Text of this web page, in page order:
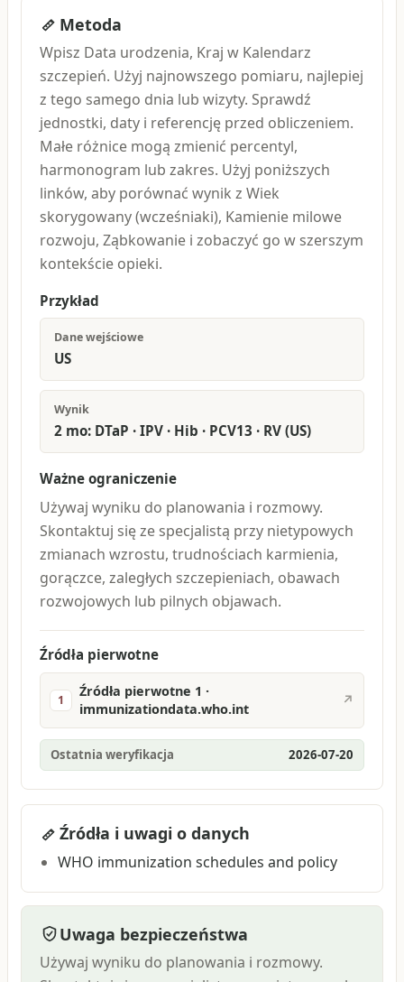
Metoda
Wpisz Data urodzenia, Kraj w Kalendarz
szczepień. Użyj najnowszego pomiaru, najlepiej
z tego samego dnia lub wizyty. Sprawdź
jednostki, daty i referencję przed obliczeniem.
Małe różnice mogą zmienić percentyl,
harmonogram lub zakres. Użyj poniższych
linków, aby porównać wynik z Wiek
skorygowany (wcześniaki), Kamienie milowe
rozwoju, Ząbkowanie i zobaczyć go w szerszym
kontekście opieki.
Przykład
Dane wejściowe
US
Wynik
2 mo: DTaP · IPV · Hib · PCV13 · RV (US)
Ważne ograniczenie
Używaj wyniku do planowania i rozmowy.
Skontaktuj się ze specjalistą przy nietypowych
zmianach wzrostu, trudnościach karmienia,
gorączce, zaległych szczepieniach, obawach
rozwojowych lub pilnych objawach.
Źródła pierwotne
1
Źródła pierwotne 1 ·
immunizationdata.who.int
↗
Ostatnia weryfikacja 2026-07-20
Źródła i uwagi o danych
WHO immunization schedules and policy
Uwaga bezpieczeństwa
Używaj wyniku do planowania i rozmowy.